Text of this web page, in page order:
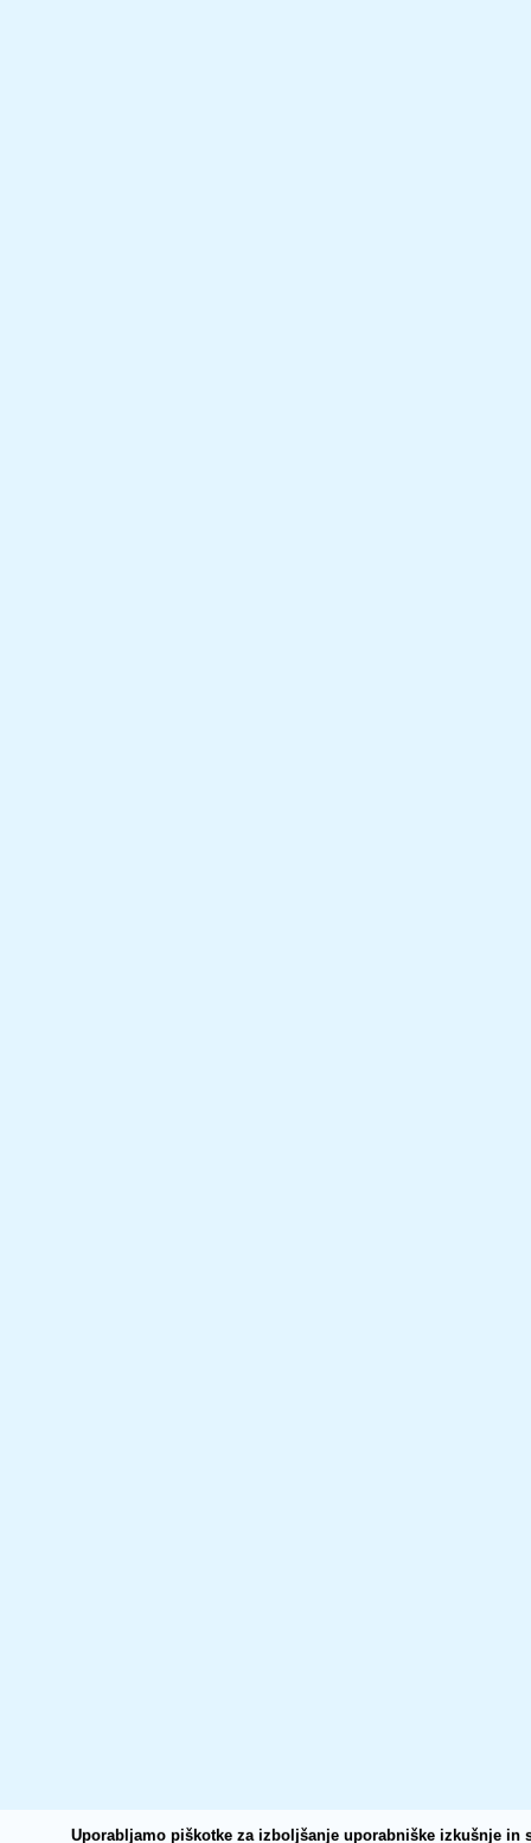
Uporabljamo piškotke za izboljšanje uporabniške izkušnje in